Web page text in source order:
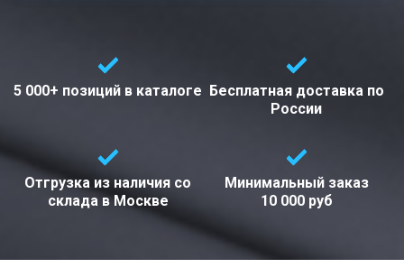
5 000+ позиций в каталоге Бесплатная доставка по
России
Отгрузка из наличия со
склада вМоскве
Минимальный заказ
10 000 руб